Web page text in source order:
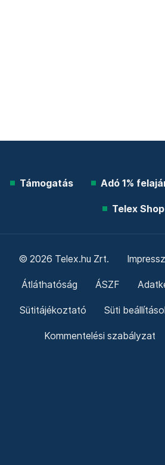
Támogatás Adó 1%
Telex Shop
© 2026 Telex.hu Zrt.
Átláthatóság ÁSZF
Sütitájékoztató Süti
Kommentelési szabályzat